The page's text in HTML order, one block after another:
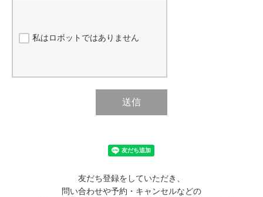
私はロボットではありません
送信
友だち登録をしていただき、
問い合わせや予約・キャンセルなどの